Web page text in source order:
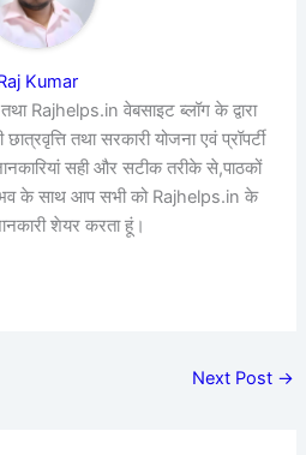
Kumar
Rajhelps.in वेबसाइट ब्लॉग के द्वारा
तथा सरकारी योजना एवं प्रॉपर्टी
सही और सटीक तरीके से,पाठकों
के साथ आप सभी को Rajhelps.in के
शेयर करता हूं।
Next Post →